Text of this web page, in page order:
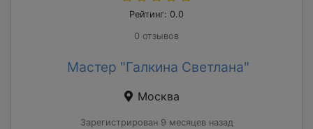
Рейтинг: 0.0
0 отзывов
Мастер "Галкина Светлана"
Москва
Зарегистрирован 9 месяцев назад